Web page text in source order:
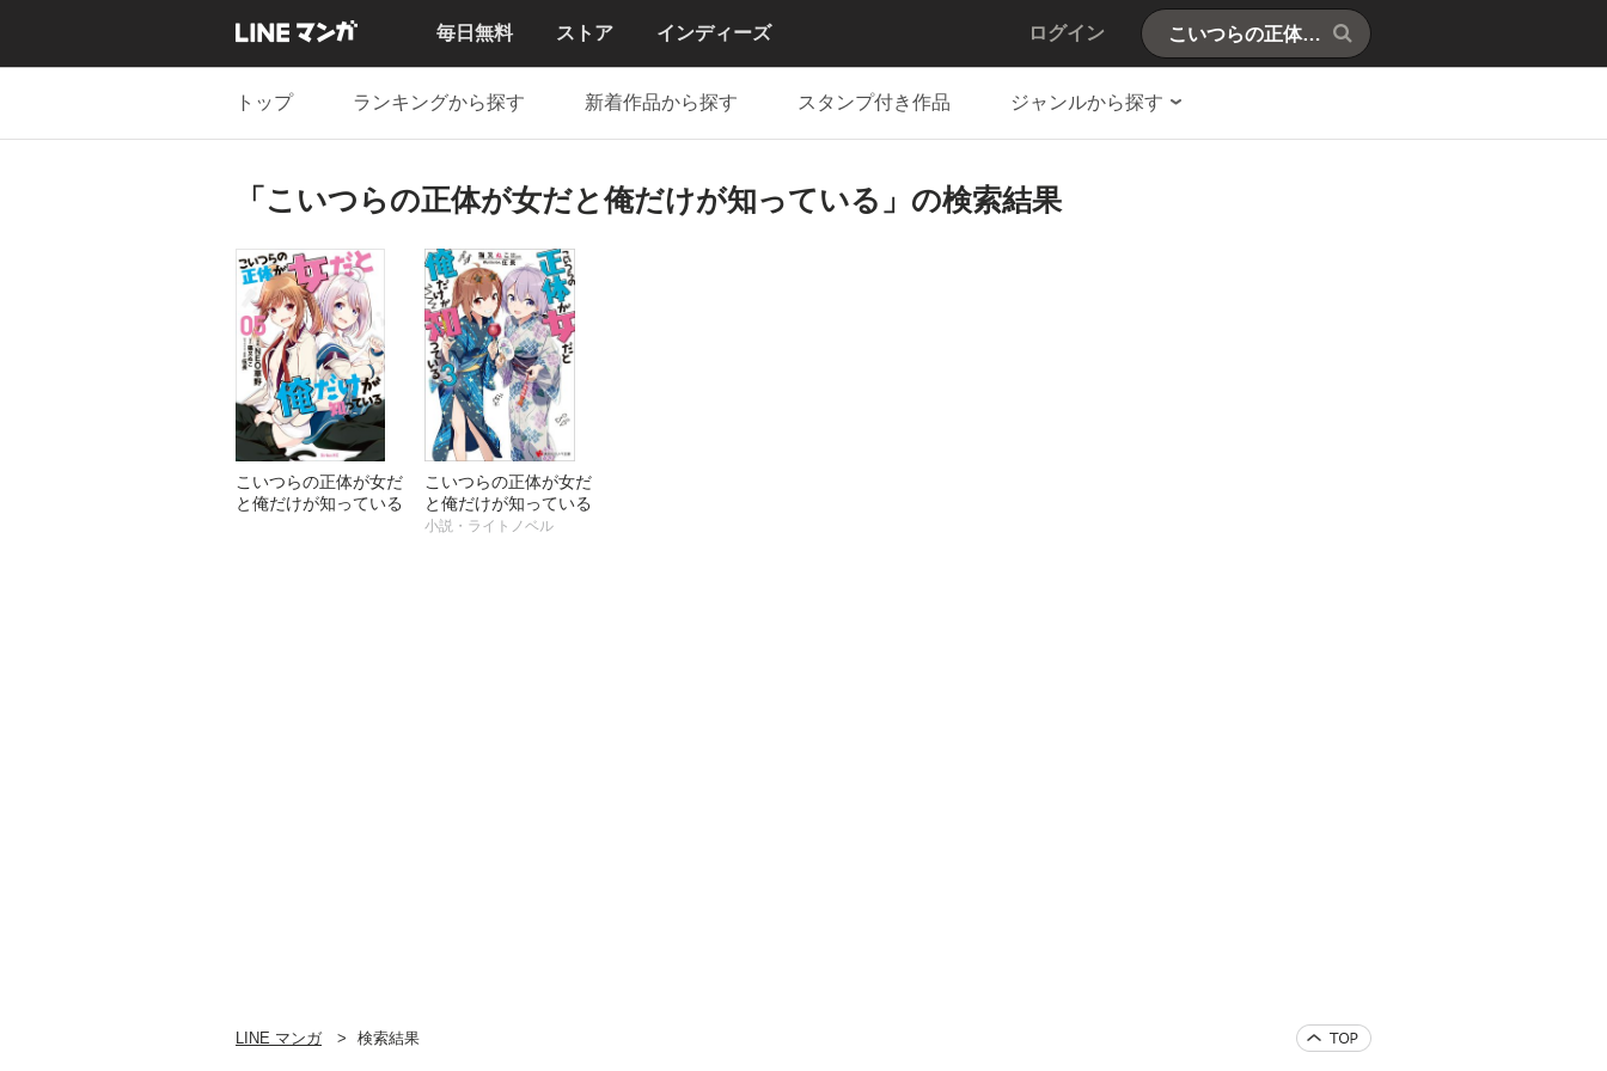
毎日無料 ストア インディーズ ログイン
トップ ランキングから探す 新着作品から探す スタンプ付き作品 ジャンルから探す
「こいつらの正体が女だと俺だけが知っている」の検索結果
こいつらの正体が女だ
と俺だけが知っている
こいつらの正体が女だ
と俺だけが知っている
小説・ライトノベル
LINE マンガ 検索結果